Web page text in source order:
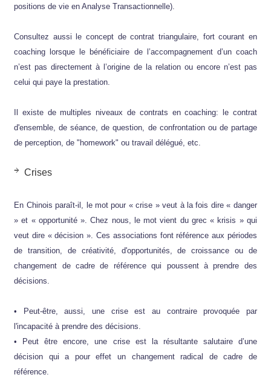
positions de vie en Analyse Transactionnelle).
Consultez aussi le concept de contrat triangulaire, fort courant en
coaching lorsque le bénéficiaire de l’accompagnement d’un coach
n’est pas directement à l’origine de la relation ou encore n’est pas
celui qui paye la prestation.
Il existe de multiples niveaux de contrats en coaching: le contrat
d'ensemble, de séance, de question, de confrontation ou de partage
de perception, de "homework" ou travail délégué, etc.
Crises
En Chinois paraît-il, le mot pour « crise » veut à la fois dire « danger
» et « opportunité ». Chez nous, le mot vient du grec « krisis » qui
veut dire « décision ». Ces associations font référence aux périodes
de transition, de créativité, d'opportunités, de croissance ou de
changement de cadre de référence qui poussent à prendre des
décisions.
• Peut-être, aussi, une crise est au contraire provoquée par
l'incapacité à prendre des décisions.
• Peut être encore, une crise est la résultante salutaire d’une
décision qui a pour effet un changement radical de cadre de
référence.